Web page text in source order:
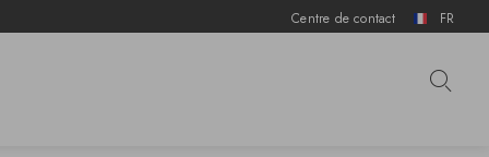
Centre de contact FR